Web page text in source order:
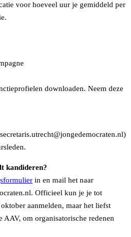
voor hoeveel uur je gemiddeld per
downloaden. Neem deze
kandideren?
in en mail het naar
Officieel kun je je tot
aanmelden, maar het liefst
om organisatorische redenen